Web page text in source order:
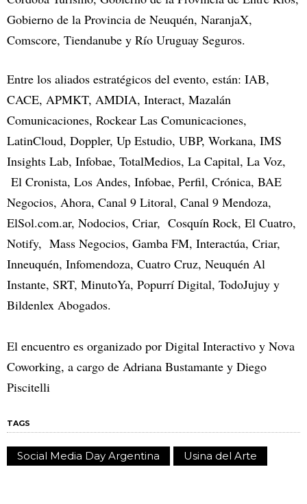
Gobierno de la Provincia de Neuquén, NaranjaX,
Comscore, Tiendanube y Río Uruguay Seguros.
Entre los aliados estratégicos del evento, están: IAB,
CACE, APMKT, AMDIA, Interact, Mazalán
Comunicaciones, Rockear Las Comunicaciones,
LatinCloud, Doppler, Up Estudio, UBP, Workana, IMS
Insights Lab, Infobae, TotalMedios, La Capital, La Voz,
El Cronista, Los Andes, Infobae, Perfil, Crónica, BAE
Negocios, Ahora, Canal 9 Litoral, Canal 9 Mendoza,
ElSol.com.ar, Nodocios, Criar, Cosquín Rock, El Cuatro,
Notify, Mass Negocios, Gamba FM, Interactúa, Criar,
Inneuquén, Infomendoza, Cuatro Cruz, Neuquén Al
Instante, SRT, MinutoYa, Popurrí Digital, TodoJujuy y
Bildenlex Abogados.
El encuentro es organizado por Digital Interactivo y Nova
Coworking, a cargo de Adriana Bustamante y Diego
Piscitelli
TAGS
Social Media Day Argentina Usina del Arte